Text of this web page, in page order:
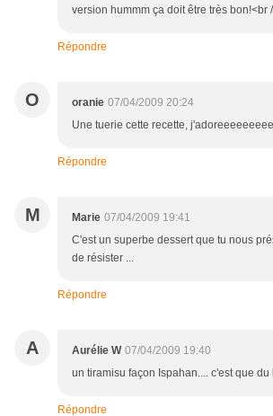
version hummm ça doit être très bon!<br
Répondre
O oranie 07/04/2009 20:24
Une tuerie cette recette,
Répondre
M Marie 07/04/2009 19:41
C'est un superbe dessert que tu nous
de résister ...
Répondre
A Aurélie W 07/04/2009 19:40
un tiramisu façon Ispahan.... c'est que
Répondre